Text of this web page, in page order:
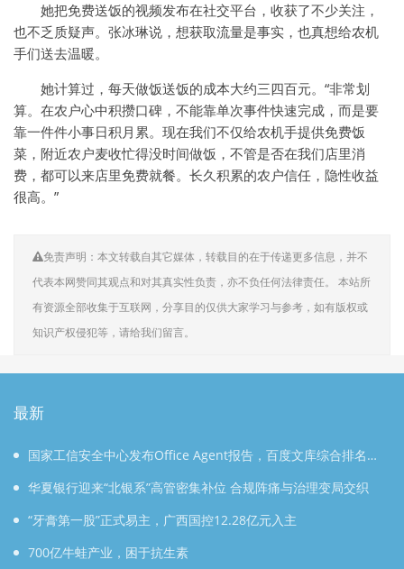
她把免费送饭的视频发布在社交平台，收获了不少关注，
也不乏质疑声。张冰琳说，想获取流量是事实，也真想给农机
手们送去温暖。
她计算过，每天做饭送饭的成本大约三四百元。“非常划
算。在农户心中积攒口碑，不能靠单次事件快速完成，而是要
靠一件件小事日积月累。现在我们不仅给农机手提供免费饭
菜，附近农户麦收忙得没时间做饭，不管是否在我们店里消
费，都可以来店里免费就餐。长久积累的农户信任，隐性收益
很高。”
免责声明：本文转载自其它媒体，转载目的在于传递更多信息，并不
代表本网赞同其观点和对其真实性负责，亦不负任何法律责任。 本站所
有资源全部收集于互联网，分享目的仅供大家学习与参考，如有版权或
知识产权侵犯等，请给我们留言。
最新
国家工信安全中心发布Office Agent报告，百度文库综合排名第
一 华夏银行迎来“北银系”高管密集补位 合规阵痛与治理变局交织
“牙膏第一股”正式易主，广西国控12.28亿元入主
700亿牛蛙产业，困于抗生素